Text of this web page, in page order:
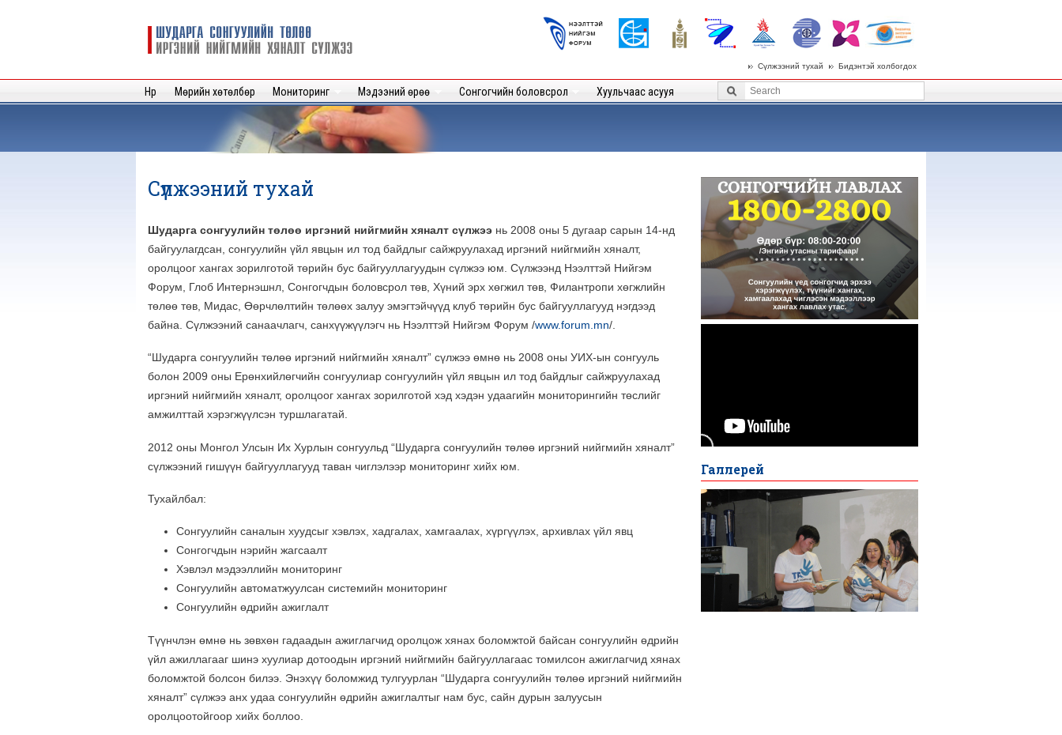
Шударга
сонгуулийн
нийгмийн
хяналт
Logos
Бидэнтэй холбогдох
Сүлжээний тухай
Нүүр Мөрийн хөтөлбөр Мониторинг Мэдээний өрөө Сонгогчийн боловсрол Хуульчаас асууя
Search form
Сүлжээний тухай
Шударга сонгуулийн төлөө иргэний нийгмийн хяналт сүлжээ нь 2008 оны 5 дугаар сарын 14-нд
байгуулагдсан, сонгуулийн үйл явцын ил тод байдлыг сайжруулахад иргэний нийгмийн хяналт,
оролцоог хангах зорилготой төрийн бус байгууллагуудын сүлжээ юм. Сүлжээнд Нээлттэй Нийгэм
Форум, Глоб Интернэшнл, Сонгогчдын боловсрол төв, Хүний эрх хөгжил төв, Филантропи хөгжлийн
төлөө төв, Мидас, Өөрчлөлтийн төлөөх залуу эмэгтэйчүүд клуб төрийн бус байгууллагууд нэгдээд
байна. Сүлжээний санаачлагч, санхүүжүүлэгч нь Нээлттэй Нийгэм Форум /www.forum.mn/.
“Шударга сонгуулийн төлөө иргэний нийгмийн хяналт” сүлжээ өмнө нь 2008 оны УИХ-ын сонгууль
болон 2009 оны Ерөнхийлөгчийн сонгуулиар сонгуулийн үйл явцын ил тод байдлыг сайжруулахад
иргэний нийгмийн хяналт, оролцоог хангах зорилготой хэд хэдэн удаагийн мониторингийн төслийг
амжилттай хэрэгжүүлсэн туршлагатай.
2012 оны Монгол Улсын Их Хурлын сонгуульд “Шударга сонгуулийн төлөө иргэний нийгмийн хяналт”
сүлжээний гишүүн байгууллагууд таван чиглэлээр мониторинг хийх юм.
Тухайлбал:
Cонгуулийн саналын хуудсыг хэвлэх, хадгалах, хамгаалах, хүргүүлэх, архивлах үйл явц
Cонгогчдын нэрийн жагсаалт
Хэвлэл мэдээллийн мониторинг
Сонгуулийн автоматжуулсан системийн мониторинг
Сонгуулийн өдрийн ажиглалт
Түүнчлэн өмнө нь зөвхөн гадаадын ажиглагчид оролцож хянах боломжтой байсан сонгуулийн өдрийн
үйл ажиллагааг шинэ хуулиар дотоодын иргэний нийгмийн байгууллагаас томилсон ажиглагчид хянах
боломжтой болсон билээ. Энэхүү боломжид тулгуурлан “Шударга сонгуулийн төлөө иргэний нийгмийн
хяналт” сүлжээ анх удаа сонгуулийн өдрийн ажиглалтыг нам бус, сайн дурын залуусын
оролцоотойгоор хийх боллоо.
.
Галлерей